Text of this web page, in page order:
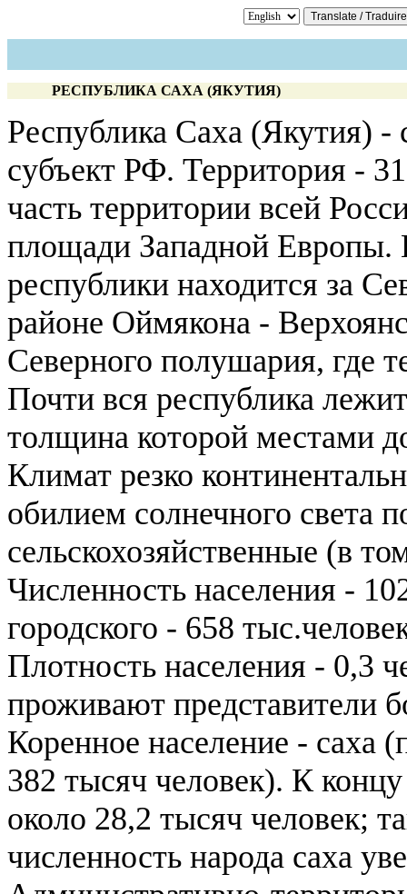
РЕСПУБЛИКА САХА (ЯКУТИЯ)
Республика Саха (Якутия)
субъект РФ. Территория -
часть территории всей
площади Западной
республики находится за
районе Оймякона -
Северного полушария, где
Почти вся республика
толщина которой местами
Климат резко
обилием солнечного света
сельскохозяйственные (в
Численность населения -
городского - 658
Плотность населения - 0,3
проживают представители
Коренное население - саха
382 тысяч человек). К
около 28,2 тысяч человек;
численность народа саха